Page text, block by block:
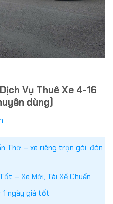
Vụ Thuê Xe 4-16
dùng)
Thơ – xe riêng trọn gói, đón
– Xe Mới, Tài Xế Chuẩn
1 ngày giá tốt